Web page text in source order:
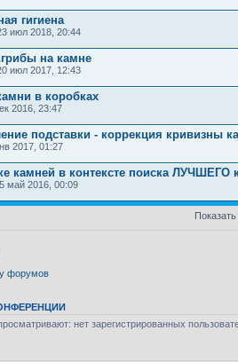
гигиена
июл 2018, 20:44
на камне
июл 2017, 12:43
в коробках
2016, 23:47
подставки - коррекция кривизны
2017, 01:27
камней в контексте поиска ЛУЧШЕГО
май 2016, 00:09
форумов
нет зарегистрированных